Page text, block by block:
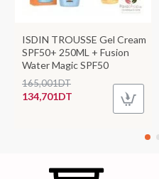
ISDIN TROUSSE Gel Cream
SPF50+ 250ML + Fusion
Water Magic SPF50
134,701DT
165,001DT